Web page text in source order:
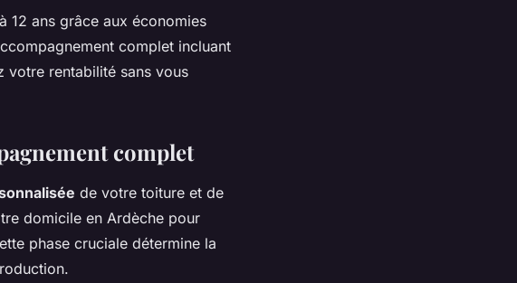
12 ans grâce aux économies
complet incluant
votre rentabilité sans vous
complet
de votre toiture et de
domicile en Ardèche pour
phase cruciale détermine la